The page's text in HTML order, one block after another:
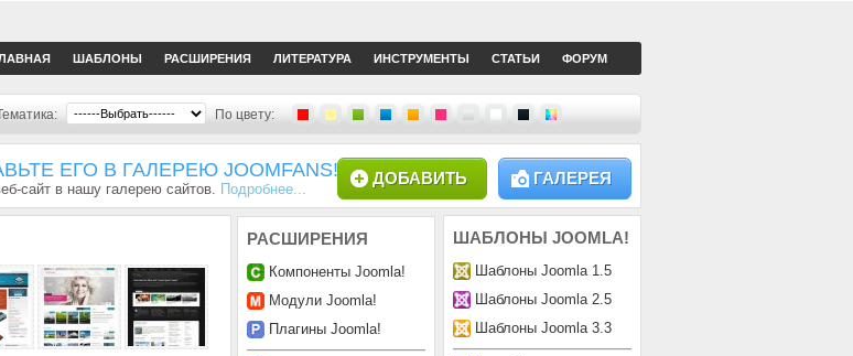
ШАБЛОНЫ РАСШИРЕНИЯ ЛИТЕРАТУРА ИНСТРУМЕНТЫ СТАТЬИ ФОРУМ
По цвету:
ЕГО В ГАЛЕРЕЮ JOOMFANS!
сайт в нашу галерею сайтов. Подробнее...
ГАЛЕРЕЯ
ДОБАВИТЬ
ШАБЛОНЫ JOOMLA!
Шаблоны Joomla 1.5
Шаблоны Joomla 2.5
Шаблоны Joomla 3.3
РАСШИРЕНИЯ
Компоненты Joomla!
Модули Joomla!
Плагины Joomla!